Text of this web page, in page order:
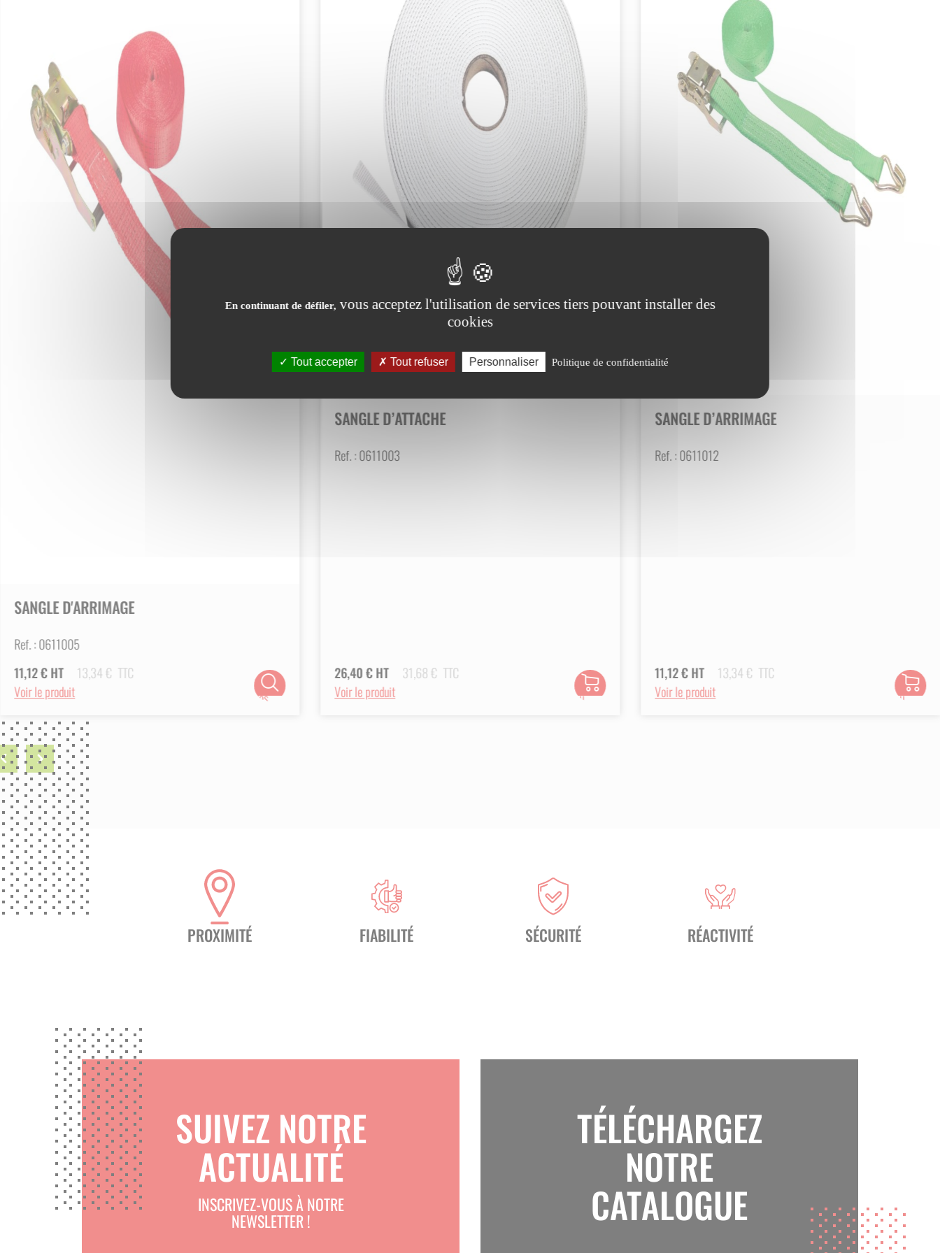
: Protection UV renforcée grâce à l’imprégnation PU
Visibilité: Idéale pour des conditions de travail variées, même dans des environnements à
faible luminosité
Usage :
Parfait pour la sécurisation de charges en transport routier, maritime ou en entrepôt.
SANGLE D'ARRIMAGE
Ref. :0611005
11,12€HT 13,34 € TTC
Voir le produit
Choix
des
SANGLE D’ATTACHE
Ref. :0611003
26,40€HT 31,68 € TTC
Voir le produit
Ajouter
au
SANGLE D’ARRIMAGE
Ref. :0611012
11,12€HT 13,34 € TTC
Voir le produit
Ajouter
au
Next
PROXIMITÉ FIABILITÉ SÉCURITÉ RÉACTIVITÉ
SUIVEZ NOTRE
ACTUALITÉ
INSCRIVEZ-VOUS À NOTRE
NEWSLETTER !
TÉLÉCHARGEZ
NOTRE
CATALOGUE
En continuant de défiler, vous acceptez l'utilisation de services tiers pouvant installer des
cookies
Tout accepter Tout refuser Personnaliser Politique de confidentialité